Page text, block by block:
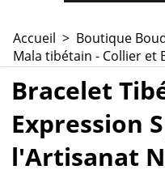
Accueil > Boutique
Mala tibétain - Collier et
Bracelet
Expression
l'Artisanat